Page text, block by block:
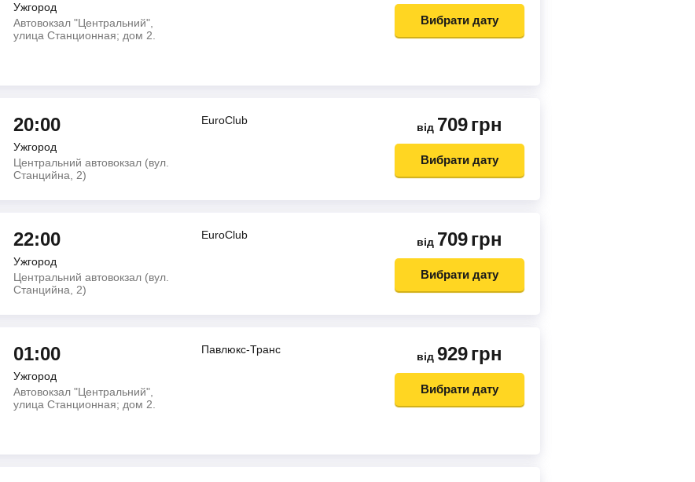
Ужгород
Автовокзал "Центральний",
улица Станционная; дом 2.
Вибрати дату
20:00
Ужгород
Центральний автовокзал (вул.
Станцийна, 2)
EuroClub
від 709грн
Вибрати дату
22:00
Ужгород
Центральний автовокзал (вул.
Станцийна, 2)
EuroClub
від 709грн
Вибрати дату
01:00
Ужгород
Автовокзал "Центральний",
улица Станционная; дом 2.
Павлюкс-Транс
від 929грн
Вибрати дату